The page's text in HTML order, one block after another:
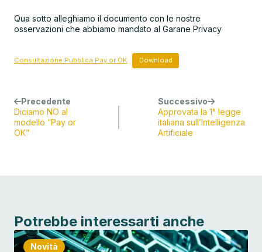
Qua sotto alleghiamo il documento con le nostre
osservazioni che abbiamo mandato al Garane Privacy
Consultazione Pubblica Pay or OK Download
Precedente
Diciamo NO al
modello “Pay or
OK”
Successivo
Approvata la 1° legge
italiana sull’Intelligenza
Artificiale
Potrebbe interessarti anche
Novità